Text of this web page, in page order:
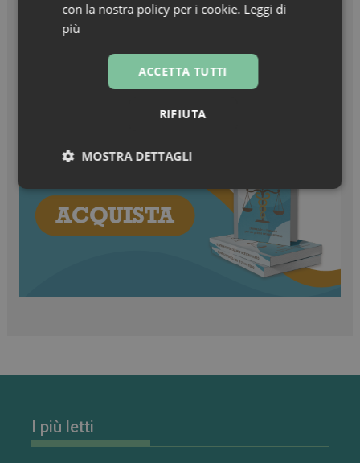
I più letti
con la nostra policy per i cookie. Leggi di
più
ACCETTA TUTTI
RIFIUTA
MOSTRA DETTAGLI
Necessari Marketing
Non
classificati
NOME